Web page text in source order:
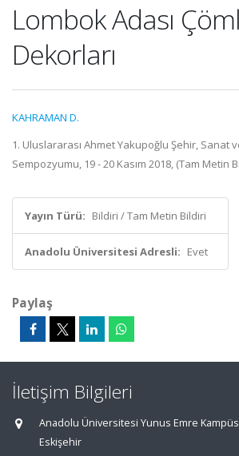
Lombok Adası
Dekorları
KAHRAMAN D.
1. Uluslararası Ahmet Yakupoğlu Şehir, Sanat
Sempozyumu, 19 - 20 Kasım 2018, (Tam Metin
Yayın Türü: Bildiri / Tam Metin Bildiri
Anadolu Üniversitesi Adresli: Evet
Paylaş
İletişim Bilgileri
Anadolu Üniversitesi Yunus Emre
Eskişehir